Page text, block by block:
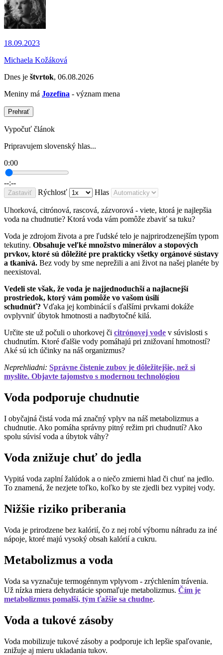
18.09.2023
Michaela Kožáková
Dnes je štvrtok, 06.08.2026
Meniny má Jozefína - význam mena
Prehrať
Vypočuť článok
Pripravujem slovenský hlas...
0:00
--:--
Zastaviť Rýchlosť Hlas
Uhorková, citrónová, rascová, zázvorová - viete, ktorá je najlepšia
voda na chudnutie? Ktorá voda vám pomôže zbaviť sa tuku?
Voda je zdrojom života a pre ľudské telo je najprirodzenejším typom
tekutiny. Obsahuje veľké množstvo minerálov a stopových
prvkov, ktoré sú dôležité pre prakticky všetky orgánové sústavy
a tkanivá. Bez vody by sme neprežili a ani život na našej planéte by
neexistoval.
Vedeli ste však, že voda je najjednoduchší a najlacnejší
prostriedok, ktorý vám pomôže vo vašom úsilí
schudnúť? Vďaka jej kombinácií s ďalšími prvkami dokáže
ovplyvniť úbytok hmotnosti a nadbytočné kilá.
Určite ste už počuli o uhorkovej či citrónovej vode v súvislosti s
chudnutím. Ktoré ďalšie vody pomáhajú pri znižovaní hmotností?
Aké sú ich účinky na náš organizmus?
Neprehliadni: Správne čistenie zubov je dôležitejšie, než si
myslíte. Objavte tajomstvo s modernou technológiou
Voda podporuje chudnutie
I obyčajná čistá voda má značný vplyv na náš metabolizmus a
chudnutie. Ako pomáha správny pitný režim pri chudnutí? Ako
spolu súvisí voda a úbytok váhy?
Voda znižuje chuť do jedla
Vypitá voda zaplní žalúdok a o niečo zmierni hlad či chuť na jedlo.
To znamená, že nezjete toľko, koľko by ste zjedli bez vypitej vody.
Nižšie riziko priberania
Voda je prirodzene bez kalórií, čo z nej robí výbornu náhradu za iné
nápoje, ktoré majú vysoký obsah kalórií a cukru.
Metabolizmus a voda
Voda sa vyznačuje termogénnym vplyvom - zrýchlením trávenia.
Už nízka miera dehydratácie spomaľuje metabolizmus. Čím je
metabolizmus pomalší, tým ťažšie sa chudne.
Voda a tukové zásoby
Voda mobilizuje tukové zásoby a podporuje ich lepšie spaľovanie,
znižuje aj mieru ukladania tukov.